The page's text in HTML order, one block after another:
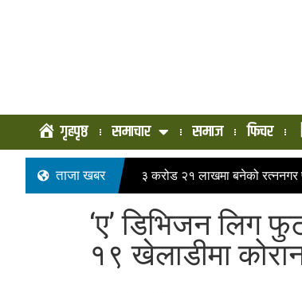
गृहपृष्ठ समाचार समाज फिचर
ताजा खबर ३ करोड २१ लाखमा बनेको रत्ननगर
‘ए’ डिभिजन लिग
१९ खेलाडीमा